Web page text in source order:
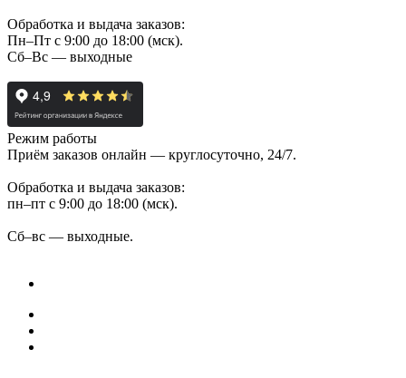
Обработка и выдача заказов:
Пн–Пт с 9:00 до 18:00 (мск).
Сб–Вс — выходные
Режим работы
Приём заказов онлайн — круглосуточно, 24/7.
Обработка и выдача заказов:
пн–пт с 9:00 до 18:00 (мск).
Сб–вс — выходные.